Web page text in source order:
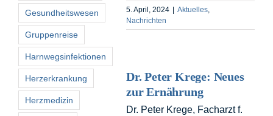
5. April, 2024 Aktuelles,
Nachrichten
Dr. Peter Krege: Neues
zur Ernährung
Dr. Peter Krege, Facharzt f.
Gesundheitswesen
Gruppenreise
Harnwegsinfektionen
Herzerkrankung
Herzmedizin